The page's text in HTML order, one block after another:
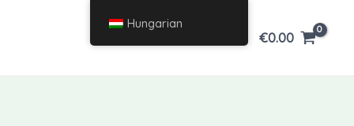
€0.00
Hungarian